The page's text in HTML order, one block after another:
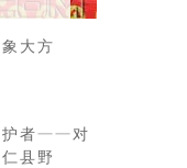
大方
护者——对
县野